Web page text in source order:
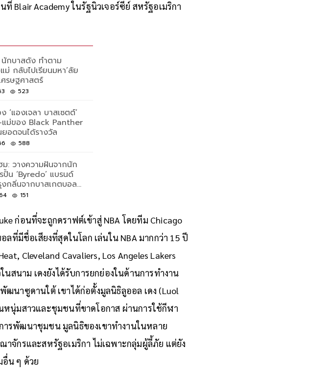
นเวลาต่อมา เดงได้เติบโตและฝึกฝนทักษะ
กบาสดัง ทำตาม
กลับไปเรียนมหา’ลัย
รษฐศาสตร์
‘แองเจลา บาสเซตต์’
แม่ของ Black Panther
อดจนได้รางวัล
ม: วางความฝันจากนัก
ปั้น ‘Byredo’ แบรนด์
กลิ่นจากบาสเกตบอล
ก่อนที่จะถูกดราฟต์เข้าสู่ NBA โดยทีม Chicago
ที่มีชื่อเสียงที่สุดในโลก เล่นใน NBA มากกว่า 15 ปี
Cleveland Cavaliers, Los Angeles Lakers
สนาม เดงยังได้รับการยกย่องในด้านการทำงาน
ฒนาซูดานใต้ เขาได้ก่อตั้งมูลนิธิลูออล เดง (Luol
นุ่มสาวและชุมชนที่ขาดโอกาส ผ่านการใช้กีฬา
ารพัฒนาชุมชน มูลนิธิของเขาทำงานในหลาย
จักรและสหรัฐอเมริกา ไม่เฉพาะกลุ่มผู้ลี้ภัย แต่ยัง